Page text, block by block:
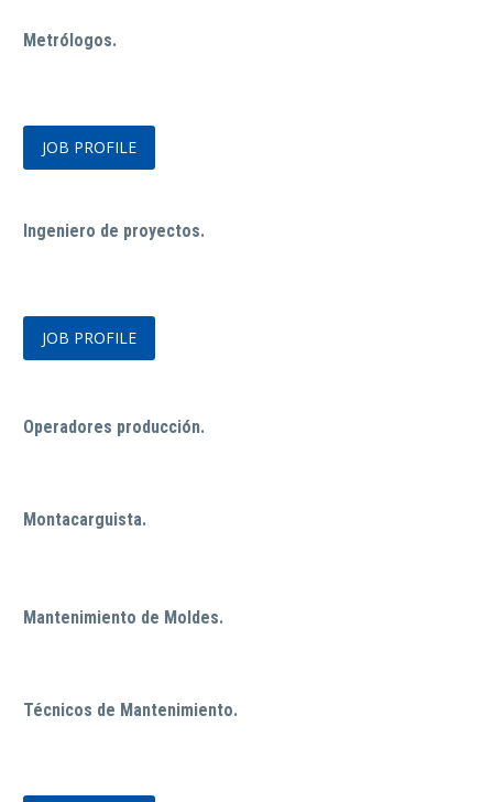
Metrólogos.
JOB PROFILE
Ingeniero de proyectos.
JOB PROFILE
Operadores producción.
Montacarguista.
Mantenimiento de Moldes.
Técnicos de Mantenimiento.